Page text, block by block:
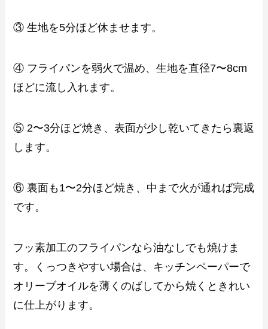
③ 生地を5分ほど休ませます。
④ フライパンを弱火で温め、生地を直径7〜8cm
ほどに流し入れます。
⑤ 2〜3分ほど焼き、表面が少し乾いてきたら裏返
します。
⑥ 裏面も1〜2分ほど焼き、中まで火が通れば完成
です。
フッ素加工のフライパンなら油なしでも焼けま
す。くっつきやすい場合は、キッチンペーパーで
オリーブオイルを薄くのばしてから焼くときれい
に仕上がります。